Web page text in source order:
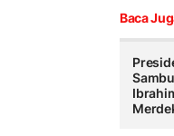
Baca